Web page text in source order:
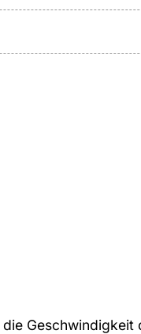
Geschwindigkeit